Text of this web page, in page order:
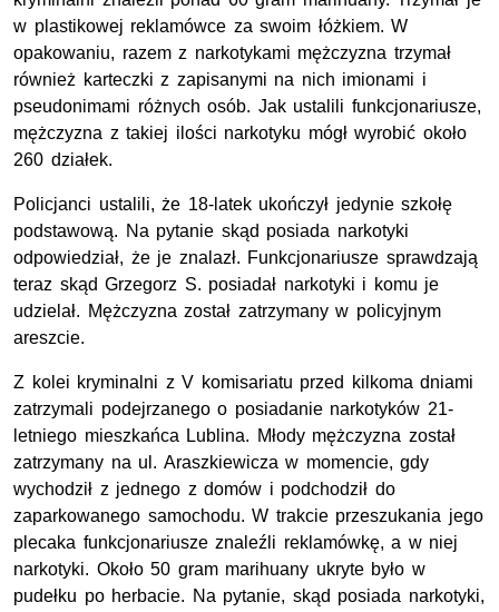
w plastikowej reklamówce za swoim łóżkiem. W
opakowaniu, razem z narkotykami mężczyzna trzymał
również karteczki z zapisanymi na nich imionami i
pseudonimami różnych osób. Jak ustalili funkcjonariusze,
mężczyzna z takiej ilości narkotyku mógł wyrobić około
260 działek.
Policjanci ustalili, że 18-latek ukończył jedynie szkołę
podstawową. Na pytanie skąd posiada narkotyki
odpowiedział, że je znalazł. Funkcjonariusze sprawdzają
teraz skąd Grzegorz S. posiadał narkotyki i komu je
udzielał. Mężczyzna został zatrzymany w policyjnym
areszcie.
Z kolei kryminalni z V komisariatu przed kilkoma dniami
zatrzymali podejrzanego o posiadanie narkotyków 21-
letniego mieszkańca Lublina. Młody mężczyzna został
zatrzymany na ul. Araszkiewicza w momencie, gdy
wychodził z jednego z domów i podchodził do
zaparkowanego samochodu. W trakcie przeszukania jego
plecaka funkcjonariusze znaleźli reklamówkę, a w niej
narkotyki. Około 50 gram marihuany ukryte było w
pudełku po herbacie. Na pytanie, skąd posiada narkotyki,